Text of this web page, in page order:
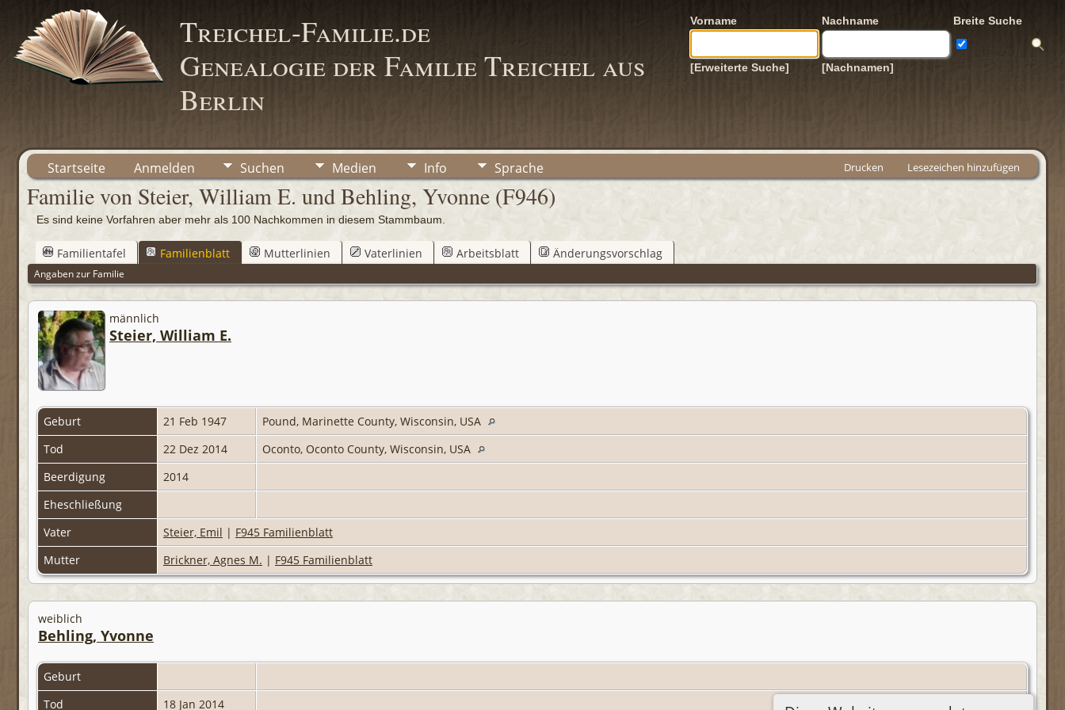
Treichel-Familie.de
Genealogie der Familie Treichel aus
Berlin
Vorname Nachname Breite Suche
[Erweiterte Suche] [Nachnamen]
Startseite Anmelden Suchen Medien Info Sprache Drucken Lesezeichen hinzufügen
Familie von Steier, William E. und Behling, Yvonne (F946)
Es sind keine Vorfahren aber mehr als 100 Nachkommen in diesem Stammbaum.
Familientafel Familienblatt Mutterlinien Vaterlinien Arbeitsblatt Änderungsvorschlag
Angaben zur Familie
männlich
Steier, William E.
Geburt 21 Feb 1947
Pound, Marinette County, Wisconsin, USA
Tod
22 Dez 2014
Oconto, Oconto County, Wisconsin, USA
Beerdigung
2014
Eheschließung
Vater
Steier, Emil | F945 Familienblatt
Mutter
Brickner, Agnes M. | F945 Familienblatt
weiblich
Behling, Yvonne
Geburt
Tod
18 Jan 2014